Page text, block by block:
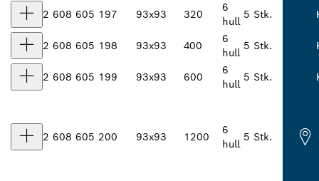
2 608 605 197 93x93 320
6
hull
5 Stk.
2 608 605 198 93x93 400
6
hull
5 Stk.
2 608 605 199 93x93 600
6
hull
5 Stk.
2 608 605 200 93x93 1200
6
hull
5 Stk.